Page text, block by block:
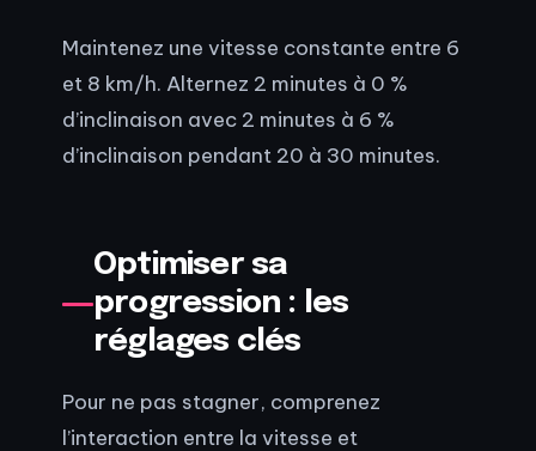
Maintenez une vitesse constante entre 6
et 8 km/h. Alternez 2 minutes à 0 %
d’inclinaison avec 2 minutes à 6 %
d’inclinaison pendant 20 à 30 minutes.
Optimiser sa
progression : les
réglages clés
Pour ne pas stagner, comprenez
l’interaction entre la vitesse et